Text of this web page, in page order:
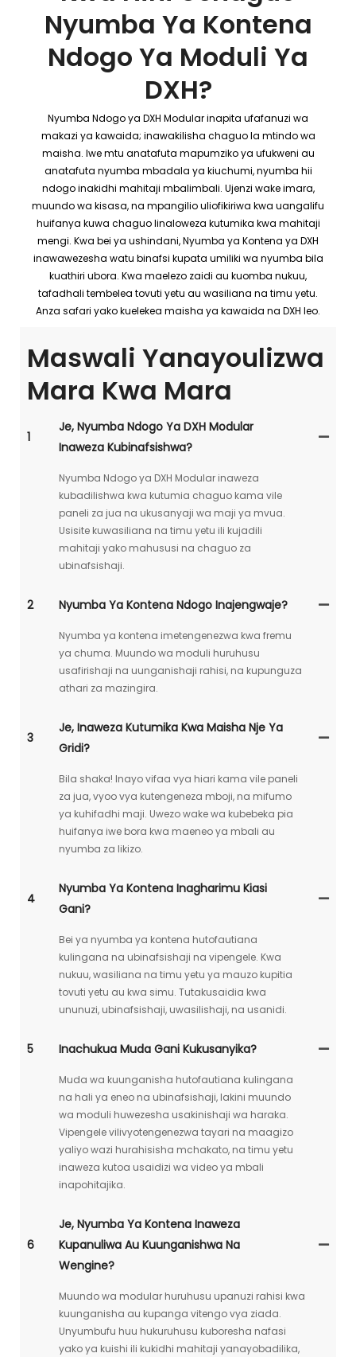
Nyumba Ya Kontena
Ndogo Ya Moduli Ya
DXH?
Nyumba Ndogo ya DXH Modular inapita ufafanuzi wa
makazi ya kawaida; inawakilisha chaguo la mtindo wa
maisha. Iwe mtu anatafuta mapumziko ya ufukweni au
anatafuta nyumba mbadala ya kiuchumi, nyumba hii
ndogo inakidhi mahitaji mbalimbali. Ujenzi wake imara,
muundo wa kisasa, na mpangilio uliofikiriwa kwa uangalifu
huifanya kuwa chaguo linaloweza kutumika kwa mahitaji
mengi. Kwa bei ya ushindani, Nyumba ya Kontena ya DXH
inawawezesha watu binafsi kupata umiliki wa nyumba bila
kuathiri ubora. Kwa maelezo zaidi au kuomba nukuu,
tafadhali tembelea tovuti yetu au wasiliana na timu yetu.
Anza safari yako kuelekea maisha ya kawaida na DXH leo.
Maswali Yanayoulizwa
Mara Kwa Mara
1
Je, Nyumba Ndogo Ya DXH Modular
Inaweza Kubinafsishwa?
Nyumba Ndogo ya DXH Modular inaweza
kubadilishwa kwa kutumia chaguo kama vile
paneli za jua na ukusanyaji wa maji ya mvua.
Usisite kuwasiliana na timu yetu ili kujadili
mahitaji yako mahususi na chaguo za
ubinafsishaji.
2 Nyumba Ya Kontena Ndogo Inajengwaje?
Nyumba ya kontena imetengenezwa kwa fremu
ya chuma. Muundo wa moduli huruhusu
usafirishaji na uunganishaji rahisi, na kupunguza
athari za mazingira.
3
Je, Inaweza Kutumika Kwa Maisha Nje Ya
Gridi?
Bila shaka! Inayo vifaa vya hiari kama vile paneli
za jua, vyoo vya kutengeneza mboji, na mifumo
ya kuhifadhi maji. Uwezo wake wa kubebeka pia
huifanya iwe bora kwa maeneo ya mbali au
nyumba za likizo.
4
Nyumba Ya Kontena Inagharimu Kiasi
Gani?
Bei ya nyumba ya kontena hutofautiana
kulingana na ubinafsishaji na vipengele. Kwa
nukuu, wasiliana na timu yetu ya mauzo kupitia
tovuti yetu au kwa simu. Tutakusaidia kwa
ununuzi, ubinafsishaji, uwasilishaji, na usanidi.
5 Inachukua Muda Gani Kukusanyika?
Muda wa kuunganisha hutofautiana kulingana
na hali ya eneo na ubinafsishaji, lakini muundo
wa moduli huwezesha usakinishaji wa haraka.
Vipengele vilivyotengenezwa tayari na maagizo
yaliyo wazi hurahisisha mchakato, na timu yetu
inaweza kutoa usaidizi wa video ya mbali
inapohitajika.
6
Je, Nyumba Ya Kontena Inaweza
Kupanuliwa Au Kuunganishwa Na
Wengine?
Muundo wa modular huruhusu upanuzi rahisi kwa
kuunganisha au kupanga vitengo vya ziada.
Unyumbufu huu hukuruhusu kuboresha nafasi
yako ya kuishi ili kukidhi mahitaji yanayobadilika,